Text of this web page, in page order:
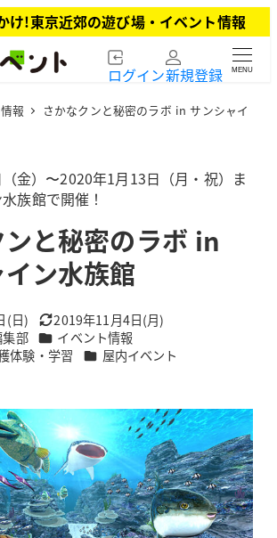
け!東京近郊の遊び場・イベント情報
ログイン新規登録 MENU
報
さかなクンと秘密のラボ in サンシャイ
金）〜2020年1月13日（月・祝）ま
族館で開催！
ンと秘密のラボ in
ン水族館
(日) 更新日
2019年11月4日(月)
部 カテゴリー
イベント情報
体験・学習 カテゴリー
屋内イベント